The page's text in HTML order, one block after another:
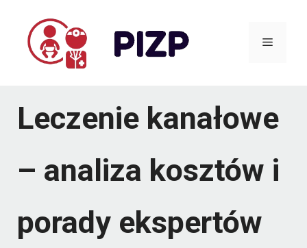
Menu
Leczenie kanałowe
– analiza kosztów i
porady ekspertów